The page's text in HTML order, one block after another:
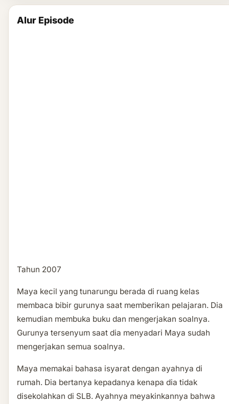
Alur Episode
Tahun 2007
Maya kecil yang tunarungu berada di ruang kelas
membaca bibir gurunya saat memberikan pelajaran. Dia
kemudian membuka buku dan mengerjakan soalnya.
Gurunya tersenyum saat dia menyadari Maya sudah
mengerjakan semua soalnya.
Maya memakai bahasa isyarat dengan ayahnya di
rumah. Dia bertanya kepadanya kenapa dia tidak
disekolahkan di SLB. Ayahnya meyakinkannya bahwa